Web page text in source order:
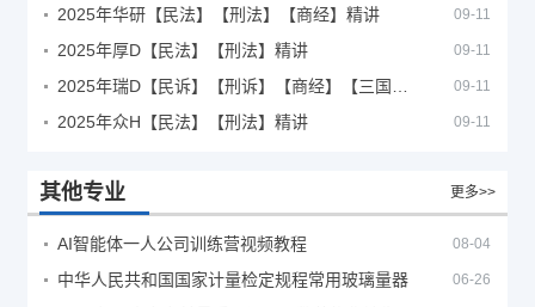
2025年华研【民法】【刑法】【商经】精讲 09-11
2025年厚D【民法】【刑法】精讲 09-11
09-11
2025年众H【民法】【刑法】精讲 09-11
其他专业 更多>>
AI智能体一人公司训练营视频教程 08-04
中华人民共和国国家计量检定规程常用玻璃量器 06-26